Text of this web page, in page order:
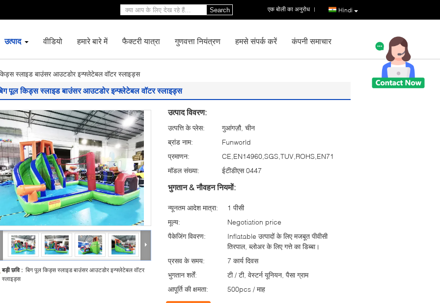
Hindi
एक बोली का अनुरोध |
Search
उत्पाद वीडियो हमारे बारे में फैक्टरी यात्रा गुणवत्ता नियंत्रण हमसे संपर्क करें कंपनी समाचार
स्लाइड बाउंसर आउटडोर इन्फ्लेटेबल वॉटर स्लाइड्स
पूल किड्स स्लाइड बाउंसर आउटडोर इन्फ्लेटेबल वॉटर स्लाइड्स
बड़ी छवि : बिग पूल किड्स स्लाइड बाउंसर आउटडोर इन्फ्लेटेबल वॉटर
स्लाइड्स
उत्पाद विवरण:
उत्पत्ति के प्लेस:
गुआंगज़ौ, चीन
ब्रांड नाम:
Funworld
प्रमाणन:
CE,EN14960,SGS,TUV,ROHS,EN71
मॉडल संख्या:
ईटीडीएस 0447
भुगतान & नौवहन नियमों:
न्यूनतम आदेश मात्रा:
1 पीसी
मूल्य:
Negotiation price
पैकेजिंग विवरण:
Inflatable उत्पादों के लिए मजबूत पीवीसी
तिरपाल, ब्लोअर के लिए गत्ते का डिब्बा।
प्रसव के समय:
7 कार्य दिवस
भुगतान शर्तें:
टी / टी, वेस्टर्न यूनियन, पैसा ग्राम
आपूर्ति की क्षमता:
500pcs / माह